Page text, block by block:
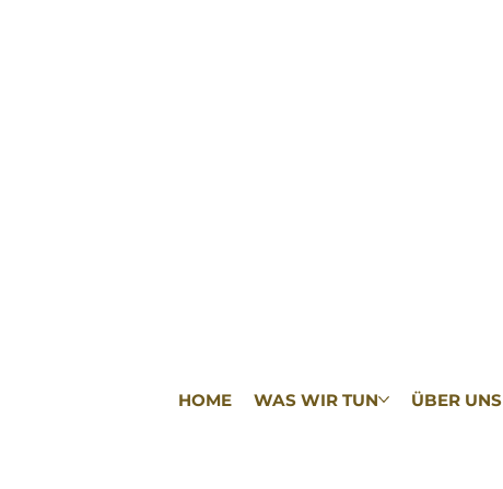
HOME WAS WIR TUN ÜBER UNS